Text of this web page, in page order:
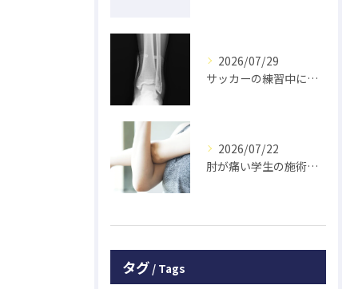
2026/07/29
サッカーの練習中に足の怪我をした学生の初回対応と施術 大鳥居にある整骨院
2026/07/22
肘が痛い学生の施術 大鳥居にある整骨院
タグ Tags